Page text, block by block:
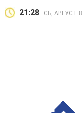
21:28 СБ, АВГУСТ 8